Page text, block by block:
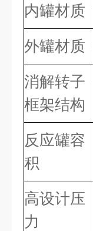
内罐材质
外罐材质
消解转子
框架结构
反应罐容
积
高设计压
力